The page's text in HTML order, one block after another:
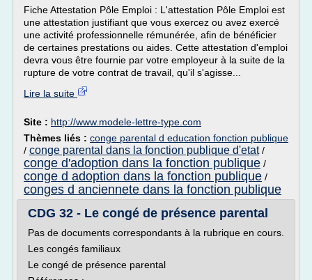
Fiche Attestation Pôle Emploi : L'attestation Pôle Emploi est
une attestation justifiant que vous exercez ou avez exercé
une activité professionnelle rémunérée, afin de bénéficier
de certaines prestations ou aides. Cette attestation d'emploi
devra vous être fournie par votre employeur à la suite de la
rupture de votre contrat de travail, qu'il s'agisse...
Lire la suite
Site : http://www.modele-lettre-type.com
Thèmes liés : conge parental d education fonction publique
/ conge parental dans la fonction publique d'etat/
conge d'adoption dans la fonction publique /
conge d adoption dans la fonction publique /
conges d anciennete dans la fonction publique
CDG 32 - Le congé de présence parental
Pas de documents correspondants à la rubrique en cours.
Les congés familiaux
Le congé de présence parental